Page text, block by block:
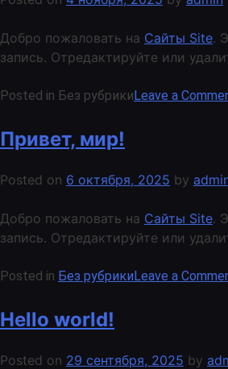
Добро пожаловать на Сайты Site.
запись. Отредактируйте или
Posted in Без рубрикиLeave a
Привет, мир!
Posted on 6 октября, 2025 by
Добро пожаловать на Сайты Site.
запись. Отредактируйте или
Posted in Без рубрикиLeave a
Hello world!
Posted on 29 сентября, 2025 by